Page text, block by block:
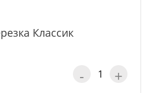
Классик
- +